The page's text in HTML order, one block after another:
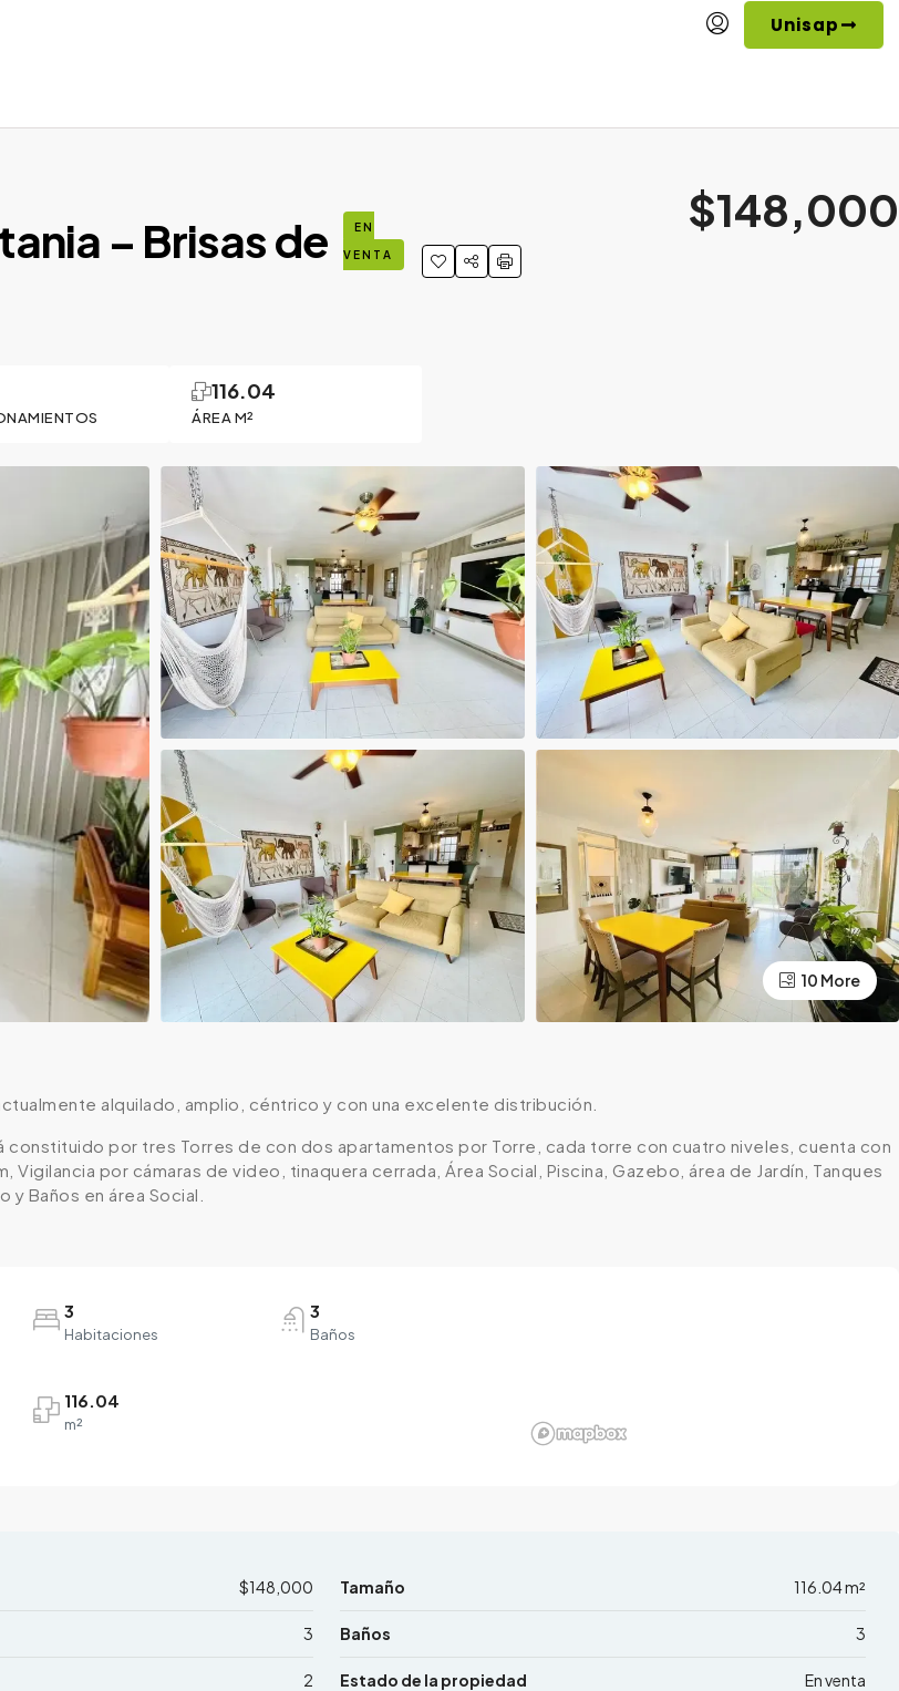
Unisap
– Brisas de
EN
VENTA
ÁREA M²
116.04
$148,000
10 More
alquilado, amplio, céntrico y con una excelente distribución.
constituido por tres Torres de con dos apartamentos por Torre, cada torre con cuatro niveles, cuenta con
Vigilancia por cámaras de video, tinaquera cerrada, Área Social, Piscina, Gazebo, área de Jardín, Tanques
Baños en área Social.
3
Habitaciones
3
Baños
116.04
m²
$148,000 Tamaño 116.04 m²
3 Baños 3
2 Estado de la propiedad En venta